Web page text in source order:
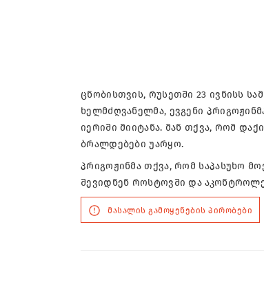
ცნობისთვის, რუსეთში 23 ივნისს
ხელმძღვანელმა, ევგენი
იერიში მიიტანა. მან თქვა, რომ
ბრალდებები უარყო.
პრიგოჟინმა თქვა, რომ საპასუხო
შევიდნენ როსტოვში და
მასალის გამოყენების პირობები